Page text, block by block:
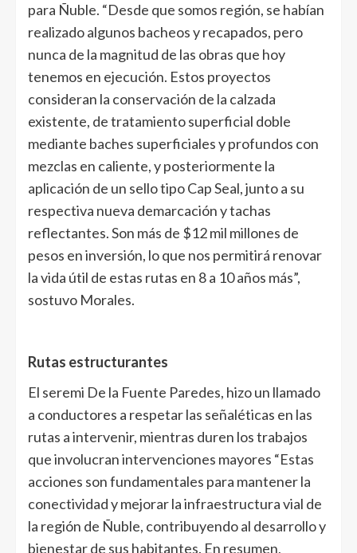
para Ñuble. “Desde que somos región, se habían
realizado algunos bacheos y recapados, pero
nunca de la magnitud de las obras que hoy
tenemos en ejecución. Estos proyectos
consideran la conservación de la calzada
existente, de tratamiento superficial doble
mediante baches superficiales y profundos con
mezclas en caliente, y posteriormente la
aplicación de un sello tipo Cap Seal, junto a su
respectiva nueva demarcación y tachas
reflectantes. Son más de $12 mil millones de
pesos en inversión, lo que nos permitirá renovar
la vida útil de estas rutas en 8 a 10 años más”,
sostuvo Morales.
Rutas estructurantes
El seremi De la Fuente Paredes, hizo un llamado
a conductores a respetar las señaléticas en las
rutas a intervenir, mientras duren los trabajos
que involucran intervenciones mayores “Estas
acciones son fundamentales para mantener la
conectividad y mejorar la infraestructura vial de
la región de Ñuble, contribuyendo al desarrollo y
bienestar de sus habitantes. En resumen,